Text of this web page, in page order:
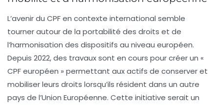
L’avenir du CPF en contexte international semble
tourner autour de la portabilité des droits et de
l’harmonisation des dispositifs au niveau européen.
Depuis 2022, des travaux sont en cours pour créer un «
CPF européen » permettant aux actifs de conserver et
mobiliser leurs droits lorsqu’ils résident dans un autre
pays de l’Union Européenne. Cette initiative serait un